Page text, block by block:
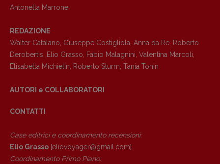
Antonella Marrone
REDAZIONE
Walter Catalano Giuseppe Costigliola Anna da Re Roberto
Derobertis
Elio Grasso Fabio Malagnini Valentina Marcoli
Elisabetta Michielin
Roberto Sturm Tania Tonin
AUTORI e COLLABORATORI
CONTATTI
Case editrici e coordinamento recensioni:
Elio Grasso [eliovoyager@gmail.com]
Coordinamento Primo Piano: